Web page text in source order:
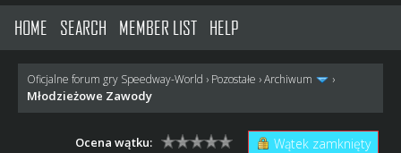
HOME SEARCH MEMBER LIST HELP
Oficjalne forum gry Speedway-World › Pozostałe ›Archiwum ›
Młodzieżowe Zawody
Wątek zamknięty
Ocena wątku: